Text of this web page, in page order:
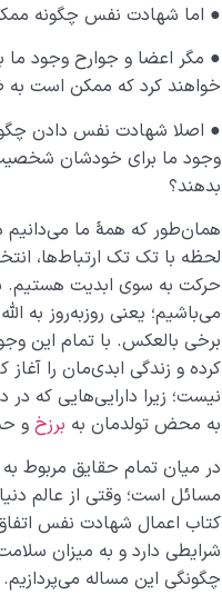
● اما شهادت نفس چگونه
● مگر اعضا و جوارح وجود ما
خواهند کرد که ممکن است به
● اصلا شهادت نفس دادن
وجود ما برای خودشان
بدهند؟
همان‌طور که همۀ ما
لحظه با تک تک ارتباط‌ها،
حرکت به سوی ابدیت هستیم.
می‌باشیم؛ یعنی روز‌به‌روز به
برخی بالعکس. با تمام این
کرده و زندگی ابدی‌مان را
نیست؛ زیرا دارایی‌هایی که
به محض تولدمان به برزخ و
در میان تمام حقایق مربوط
مسائل است؛ وقتی از عالم
کتاب اعمال‌ شهادت نفس
شرایطی دارد و به میزان
چگونگی این مساله می‌پردازیم.